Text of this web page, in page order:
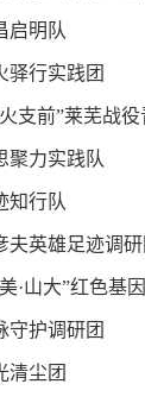
启明队
驿行实践团
支前”莱芜战
聚力实践队
知行队
夫英雄足迹调研
·山大”红色基
守护调研团
清尘团